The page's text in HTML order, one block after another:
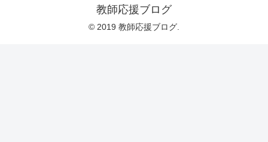
教師応援ブログ
© 2019 教師応援ブログ.